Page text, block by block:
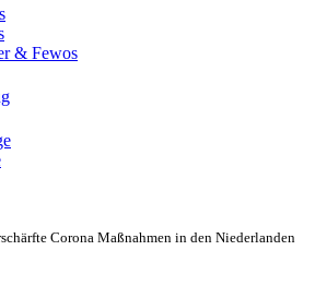
& Fewos
Corona Maßnahmen in den Niederlanden